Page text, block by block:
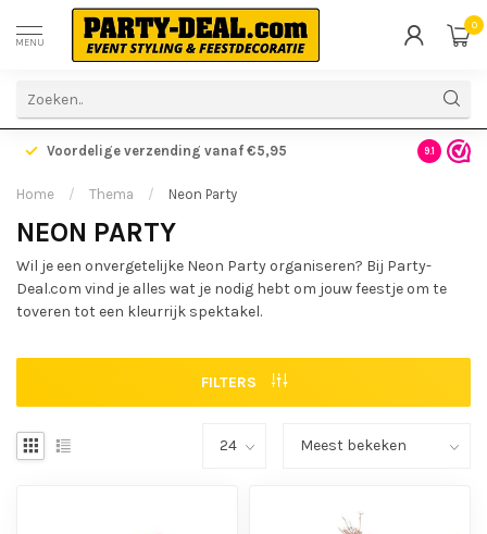
MENU
0
Voordelige verzending vanaf €5,95 Gratis
9.1
Home / Thema / Neon Party
NEON PARTY
Wil je een onvergetelijke Neon Party organiseren? Bij Party-
Deal.com vind je alles wat je nodig hebt om jouw feestje om te
toveren tot een kleurrijk spektakel.
FILTERS